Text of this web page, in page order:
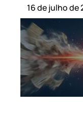
16 de julho de